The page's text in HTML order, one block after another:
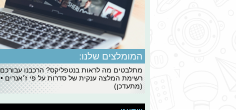
המומלצים שלנו:
מתלבטים מה לראות בנטפליקס? הרכבנו עבורכם
רשימת המלצה ענקית של סדרות על פי ז׳אנרים •
(מתעדכן)